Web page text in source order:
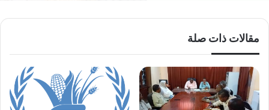
مقالات ذات صلة